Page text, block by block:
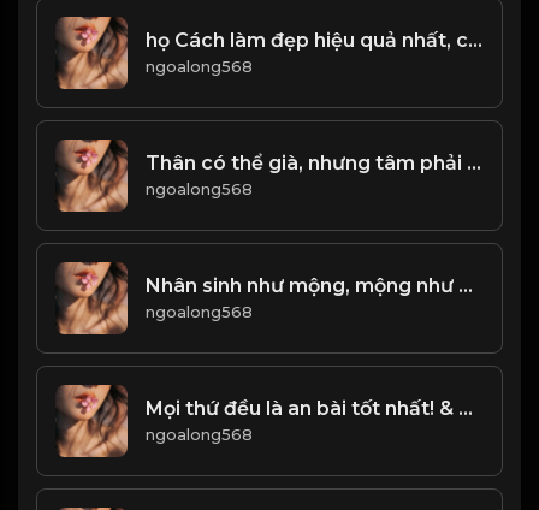
họ Cách làm đẹp hiệu quả nhất, chính là Bảo Dũng! Đạo
ngoalong568
Thân có thể già, nhưng tâm phải trẻ! & Đạo
ngoalong568
Nhân sinh như mộng, mộng như nhân sinh! & Đạo
ngoalong568
Mọi thứ đều là an bài tốt nhất! & Đạo
ngoalong568